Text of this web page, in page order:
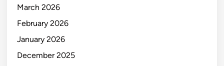
March 2026
February 2026
January 2026
December 2025